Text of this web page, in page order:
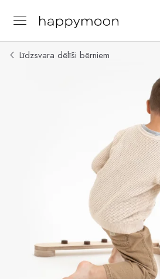
Līdzsvara dēlīši bērniem